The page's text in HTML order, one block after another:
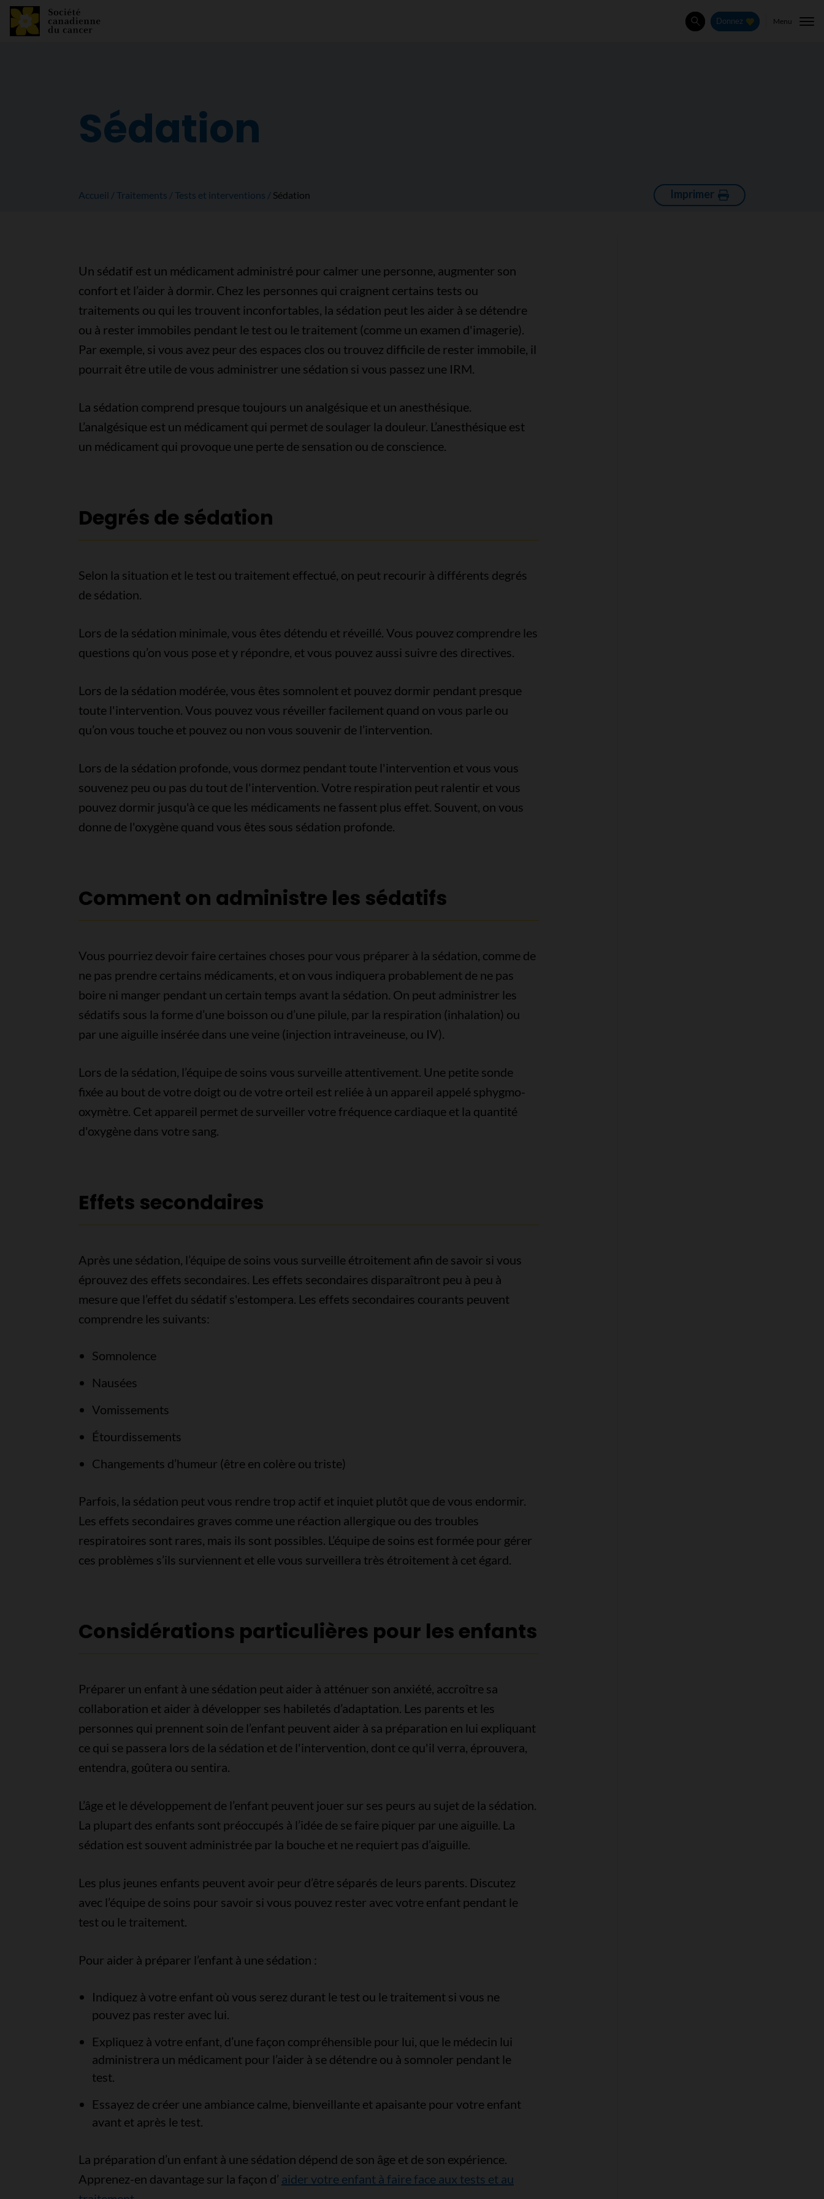
Rechercher
Donnez Menu
Sédation
Accueil Traitements Tests et interventions Sédation Imprimer
Un sédatif est un médicament administré pour calmer une personne, augmenter son
confort et l’aider à dormir. Chez les personnes qui craignent certains tests ou
traitements ou qui les trouvent inconfortables, la sédation peut les aider à se détendre
ou à rester immobiles pendant le test ou le traitement (comme un examen d'imagerie).
Par exemple, si vous avez peur des espaces clos ou trouvez difficile de rester immobile, il
pourrait être utile de vous administrer une sédation si vous passez une IRM.
La sédation comprend presque toujours un analgésique et un anesthésique.
L’analgésique est un médicament qui permet de soulager la douleur. L’anesthésique est
un médicament qui provoque une perte de sensation ou de conscience.
Degrés de sédation
Selon la situation et le test ou traitement effectué, on peut recourir à différents degrés
de sédation.
Lors de la sédation minimale, vous êtes détendu et réveillé. Vous pouvez comprendre les
questions qu’on vous pose et y répondre, et vous pouvez aussi suivre des directives.
Lors de la sédation modérée, vous êtes somnolent et pouvez dormir pendant presque
toute l'intervention. Vous pouvez vous réveiller facilement quand on vous parle ou
qu’on vous touche et pouvez ou non vous souvenir de l’intervention.
Lors de la sédation profonde, vous dormez pendant toute l'intervention et vous vous
souvenez peu ou pas du tout de l'intervention. Votre respiration peut ralentir et vous
pouvez dormir jusqu'à ce que les médicaments ne fassent plus effet. Souvent, on vous
donne de l'oxygène quand vous êtes sous sédation profonde.
Comment on administre les sédatifs
Vous pourriez devoir faire certaines choses pour vous préparer à la sédation, comme de
ne pas prendre certains médicaments, et on vous indiquera probablement de ne pas
boire ni manger pendant un certain temps avant la sédation. On peut administrer les
sédatifs sous la forme d’une boisson ou d’une pilule, par la respiration (inhalation) ou
par une aiguille insérée dans une veine (injection intraveineuse, ou IV).
Lors de la sédation, l’équipe de soins vous surveille attentivement. Une petite sonde
fixée au bout de votre doigt ou de votre orteil est reliée à un appareil appelé sphygmo-
oxymètre. Cet appareil permet de surveiller votre fréquence cardiaque et la quantité
d'oxygène dans votre sang.
Effets secondaires
Après une sédation, l’équipe de soins vous surveille étroitement afin de savoir si vous
éprouvez des effets secondaires. Les effets secondaires disparaîtront peu à peu à
mesure que l’effet du sédatif s'estompera. Les effets secondaires courants peuvent
comprendre les suivants:
Somnolence
Nausées
Vomissements
Étourdissements
Changements d’humeur (être en colère ou triste)
Parfois, la sédation peut vous rendre trop actif et inquiet plutôt que de vous endormir.
Les effets secondaires graves comme une réaction allergique ou des troubles
respiratoires sont rares, mais ils sont possibles. L’équipe de soins est formée pour gérer
ces problèmes s’ils surviennent et elle vous surveillera très étroitement à cet égard.
Considérations particulières pour les enfants
Préparer un enfant à une sédation peut aider à atténuer son anxiété, accroître sa
collaboration et aider à développer ses habiletés d’adaptation. Les parents et les
personnes qui prennent soin de l’enfant peuvent aider à sa préparation en lui expliquant
ce qui se passera lors de la sédation et de l'intervention, dont ce qu'il verra, éprouvera,
entendra, goûtera ou sentira.
L’âge et le développement de l’enfant peuvent jouer sur ses peurs au sujet de la sédation.
La plupart des enfants sont préoccupés à l’idée de se faire piquer par une aiguille. La
sédation est souvent administrée par la bouche et ne requiert pas d’aiguille.
Les plus jeunes enfants peuvent avoir peur d’être séparés de leurs parents. Discutez
avec l’équipe de soins pour savoir si vous pouvez rester avec votre enfant pendant le
test ou le traitement.
Pour aider à préparer l’enfant à une sédation :
Indiquez à votre enfant où vous serez durant le test ou le traitement si vous ne
pouvez pas rester avec lui.
Expliquez à votre enfant, d’une façon compréhensible pour lui, que le médecin lui
administrera un médicament pour l’aider à se détendre ou à somnoler pendant le
test.
Essayez de créer une ambiance calme, bienveillante et apaisante pour votre enfant
avant et après le test.
La préparation d’un enfant à une sédation dépend de son âge et de son expérience.
Apprenez-en davantage sur la façon d’ aider votre enfant à faire face aux tests et au